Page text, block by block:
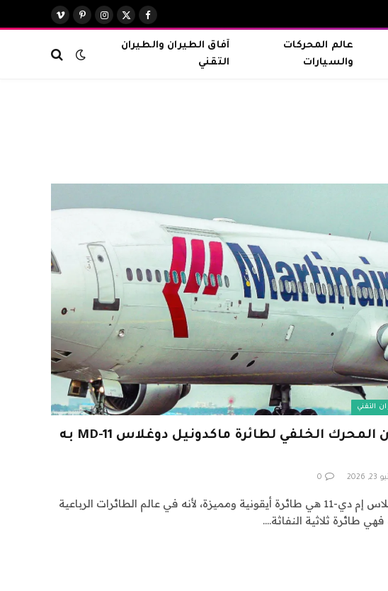
فيسبوك
X
الانستغرامبينتيريست
فيميو
عالم المحركات
والسيارات
آفاق الطيران والطيران
التقني
التقني
هل صحيح أن المحرك الخلفي لطائرة ماكدونيل دوغلاس MD-11 به
2026
0
ال ماكدونيل دوغلاس إم دي-11 هي طائرة أيقونية ومميزة، لأنه في عالم الطائرات الرباعية
فهي طائرة ثلاثية النفاثة.…